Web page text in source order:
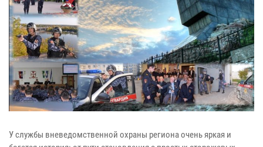
У службы вневедомственной охраны региона очень яркая и